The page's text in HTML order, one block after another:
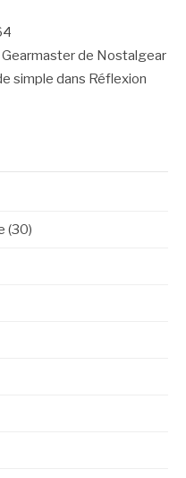
Gearmaster de Nostalgear
simple dans Réflexion
(30)